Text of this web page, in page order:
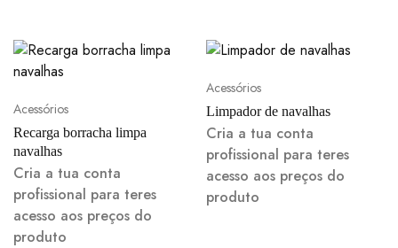
Acessórios
Recarga borracha limpa
navalhas
Cria a tua conta
profissional para teres
acesso aos preços do
produto
Acessórios
Limpador de navalhas
Cria a tua conta
profissional para teres
acesso aos preços do
produto